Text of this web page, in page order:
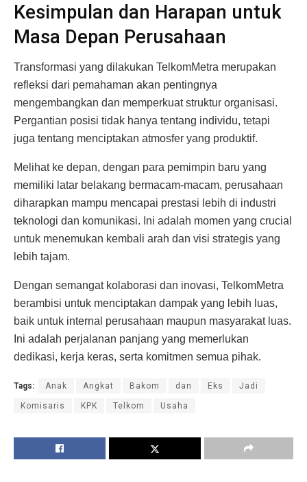
Kesimpulan dan Harapan untuk
Masa Depan Perusahaan
Transformasi yang dilakukan TelkomMetra merupakan
refleksi dari pemahaman akan pentingnya
mengembangkan dan memperkuat struktur organisasi.
Pergantian posisi tidak hanya tentang individu, tetapi
juga tentang menciptakan atmosfer yang produktif.
Melihat ke depan, dengan para pemimpin baru yang
memiliki latar belakang bermacam-macam, perusahaan
diharapkan mampu mencapai prestasi lebih di industri
teknologi dan komunikasi. Ini adalah momen yang crucial
untuk menemukan kembali arah dan visi strategis yang
lebih tajam.
Dengan semangat kolaborasi dan inovasi, TelkomMetra
berambisi untuk menciptakan dampak yang lebih luas,
baik untuk internal perusahaan maupun masyarakat luas.
Ini adalah perjalanan panjang yang memerlukan
dedikasi, kerja keras, serta komitmen semua pihak.
Tags: Anak Angkat Bakom dan Eks Jadi
Komisaris KPK Telkom Usaha